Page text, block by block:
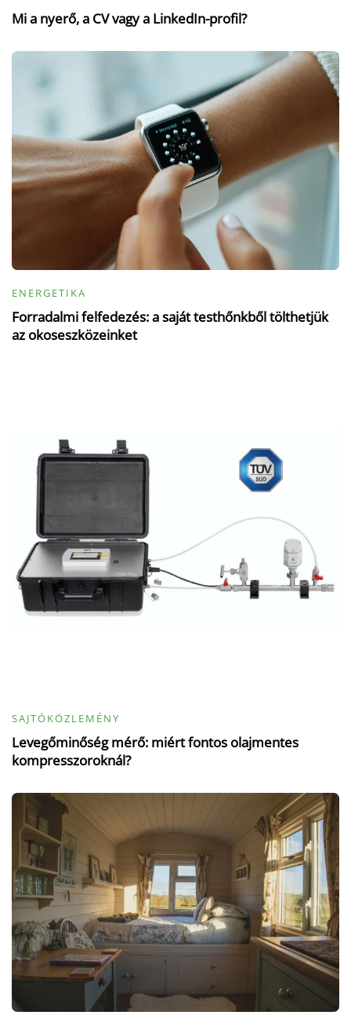
Mi a nyerő, a CV vagy a LinkedIn-profil?
ENERGETIKA
Forradalmi felfedezés: a saját testhőnkből tölthetjük
az okoseszközeinket
SAJTÓKÖZLEMÉNY
Levegőminőség mérő: miért fontos olajmentes
kompresszoroknál?